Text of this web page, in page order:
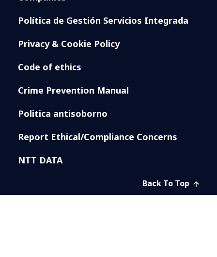
Política de Gestión Servicios Integrada
Privacy & Cookie Policy
Code of ethics
Crime Prevention Manual
Politica antisoborno
Report Ethical/Compliance Concerns
NTT DATA
Back To Top